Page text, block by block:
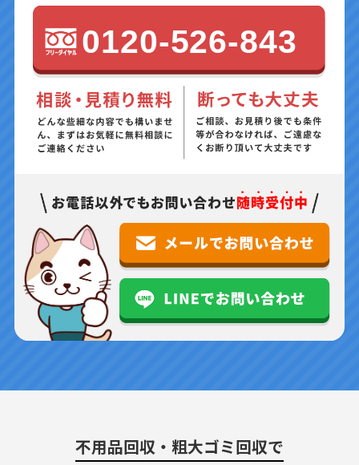
0120-526-843
不用品回収・粗大ゴミ回収で